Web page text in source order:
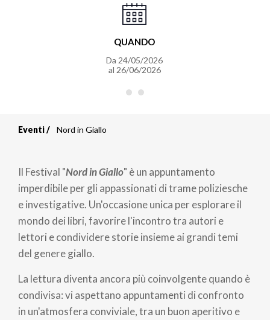
QUANDO
Da 24/05/2026
al 26/06/2026
di
pane
Eventi Nord in Giallo
Il Festival "Nord in Giallo" è un appuntamento
imperdibile per gli appassionati di trame poliziesche
e investigative. Un'occasione unica per esplorare il
mondo dei libri, favorire l'incontro tra autori e
lettori e condividere storie insieme ai grandi temi
del genere giallo.
La lettura diventa ancora più coinvolgente quando è
condivisa: vi aspettano appuntamenti di confronto
in un'atmosfera conviviale, tra un buon aperitivo e